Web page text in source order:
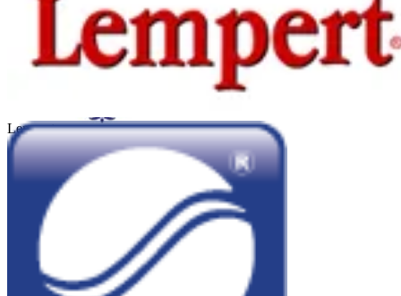
Kadicard
Sheraton Córdoba
Lempert